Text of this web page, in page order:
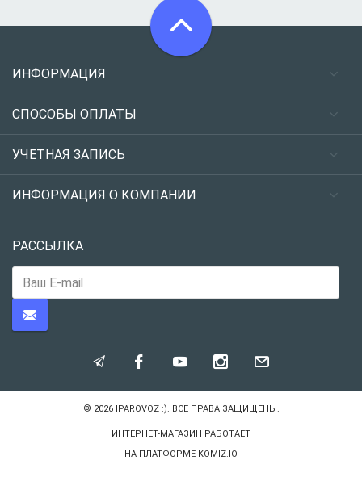
ИНФОРМАЦИЯ
СПОСОБЫ ОПЛАТЫ
УЧЕТНАЯ ЗАПИСЬ
ИНФОРМАЦИЯ О КОМПАНИИ
РАССЫЛКА
© 2026 IPAROVOZ :). ВСЕ ПРАВА ЗАЩИЩЕНЫ.
ИНТЕРНЕТ-МАГАЗИН РАБОТАЕТ
НА ПЛАТФОРМЕ KOMIZ.IO